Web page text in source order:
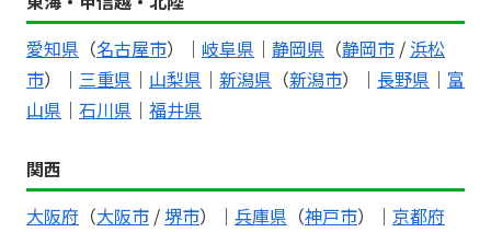
愛知県 （名古屋市）｜ 岐阜県 ｜ 静岡県 （静岡市 / 浜松
市）｜ 三重県 ｜ 山梨県 ｜ 新潟県 （新潟市）｜ 長野県 ｜ 富
山県 ｜ 石川県 ｜ 福井県
関西
大阪府 （大阪市 / 堺市）｜ 兵庫県 （神戸市）｜ 京都府